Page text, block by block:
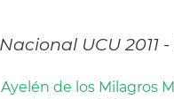
UCU 2011
Ayelén de los Milagros